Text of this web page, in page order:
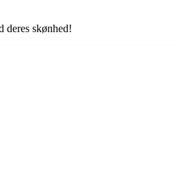
deres skønhed!